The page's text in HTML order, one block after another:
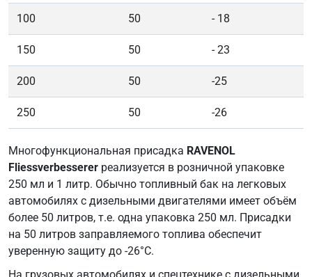
100 50 - 18
150 50 - 23
200 50 -25
250 50 -26
Многофункциональная присадка RAVENOL
Fliessverbesserer реализуется в розничной упаковке
250 мл и 1 литр. Обычно топливный бак на легковых
автомобилях с дизельными двигателями имеет объём
более 50 литров, т.е. одна упаковка 250 мл. Присадки
на 50 литров заправляемого топлива обеспечит
уверенную защиту до -26°C.